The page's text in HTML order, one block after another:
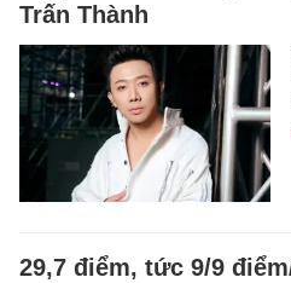
Trấn Thành
29,7 điểm, tức 9/9